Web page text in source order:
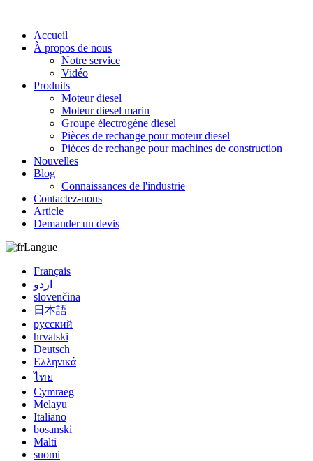
Accueil
À propos de nous
Notre service
Vidéo
Produits
Moteur diesel
Moteur diesel marin
Groupe électrogène diesel
Pièces de rechange pour moteur diesel
Pièces de rechange pour machines de construction
Nouvelles
Blog
Connaissances de l'industrie
Contactez-nous
Article
Demander un devis
Langue
Français
اردو
slovenčina
日本語
русский
hrvatski
Deutsch
Ελληνικά
ไทย
Cymraeg
Melayu
Italiano
bosanski
Malti
suomi